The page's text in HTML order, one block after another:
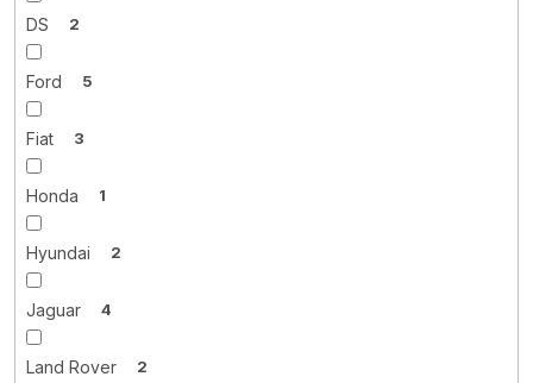
DS 2
Ford 5
Fiat 3
Honda 1
Hyundai 2
Jaguar 4
Land Rover 2